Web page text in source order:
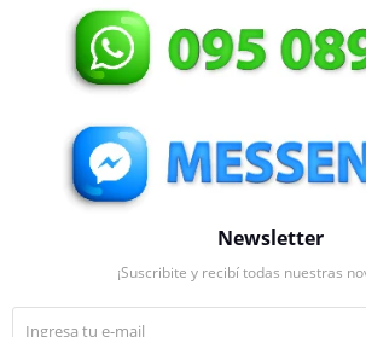
Newsletter
¡Suscribite y recibí todas nuestras